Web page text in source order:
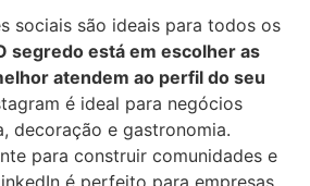
sociais são ideais para todos os
segredo está em escolher as
atendem ao perfil do seu
é ideal para negócios
decoração e gastronomia.
para construir comunidades e
é perfeito para empresas